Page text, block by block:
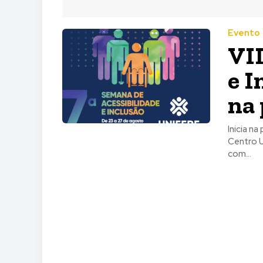
Evento
e
na
Inicia
Centro
com...